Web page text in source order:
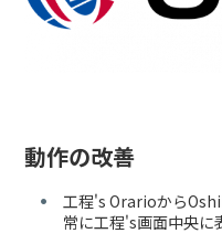
動作の改善
工程's Orarioから
常に工程's画面中央に